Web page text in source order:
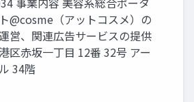
@cosme（アットコスメ）の
営、関連広告サービスの提供
区赤坂一丁目 12番 32号 アー
34階